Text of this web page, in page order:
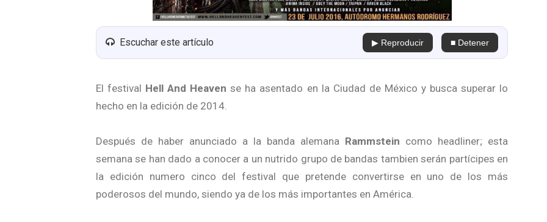
Escuchar este artículo ▶ Reproducir ■ Detener
El festival Hell And Heaven se ha asentado en la Ciudad de México y busca superar lo
hecho en la edición de 2014.
Después de haber anunciado a la banda alemana Rammstein como headliner; esta
semana se han dado a conocer a un nutrido grupo de bandas tambien serán partícipes en
la edición numero cinco del festival que pretende convertirse en uno de los más
poderosos del mundo, siendo ya de los más importantes en América.